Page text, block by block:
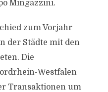
Mingazzini.
zum Vorjahr
der Städte mit den
Die
Westfalen
Transaktionen um